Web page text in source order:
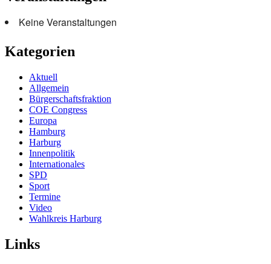
Keine Veranstaltungen
Kategorien
Aktuell
Allgemein
Bürgerschaftsfraktion
COE Congress
Europa
Hamburg
Harburg
Innenpolitik
Internationales
SPD
Sport
Termine
Video
Wahlkreis Harburg
Links